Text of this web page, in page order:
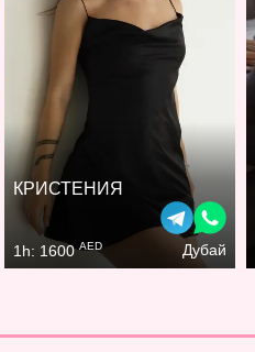
КРИСТЕНИЯ
1h: 1600AED Дубай